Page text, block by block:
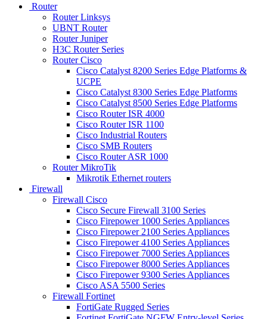
Router
Router Linksys
UBNT Router
Router Juniper
H3C Router Series
Router Cisco
Cisco Catalyst 8200 Series Edge Platforms &
UCPE
Cisco Catalyst 8300 Series Edge Platforms
Cisco Catalyst 8500 Series Edge Platforms
Cisco Router ISR 4000
Cisco Router ISR 1100
Cisco Industrial Routers
Cisco SMB Routers
Cisco Router ASR 1000
Router MikroTik
Mikrotik Ethernet routers
Firewall
Firewall Cisco
Cisco Secure Firewall 3100 Series
Cisco Firepower 1000 Series Appliances
Cisco Firepower 2100 Series Appliances
Cisco Firepower 4100 Series Appliances
Cisco Firepower 7000 Series Appliances
Cisco Firepower 8000 Series Appliances
Cisco Firepower 9300 Series Appliances
Cisco ASA 5500 Series
Firewall Fortinet
FortiGate Rugged Series